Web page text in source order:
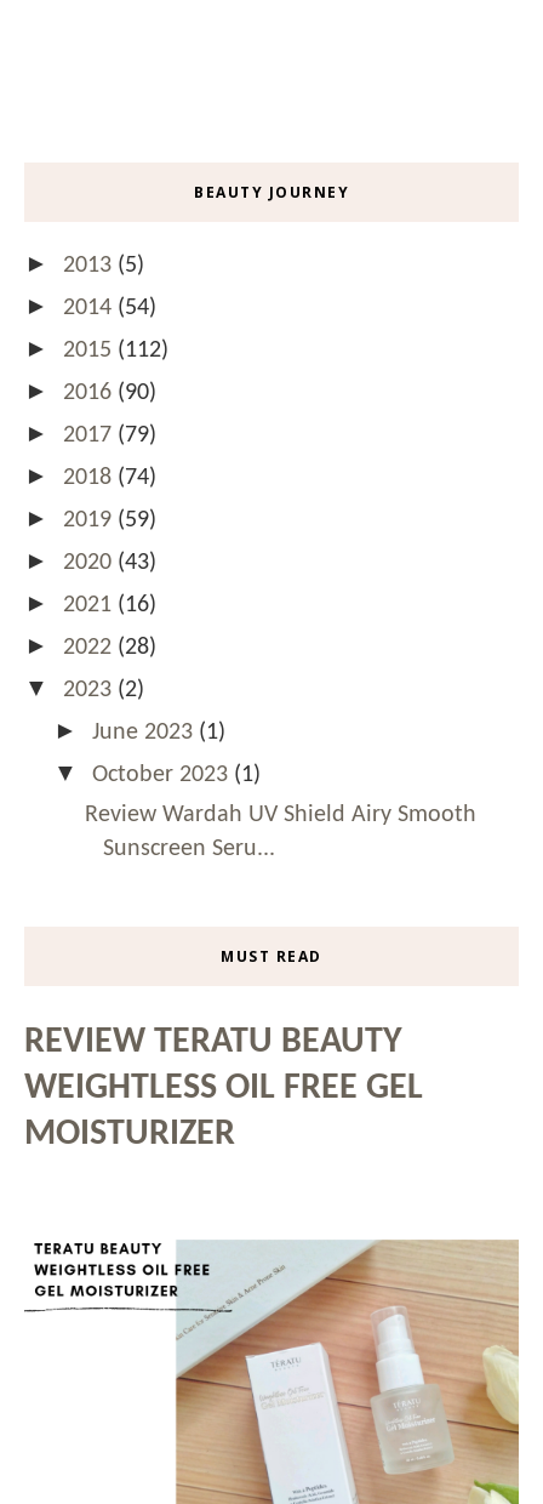
BEAUTY JOURNEY
► 2013 (5)
► 2014 (54)
► 2015 (112)
► 2016 (90)
► 2017 (79)
► 2018 (74)
► 2019 (59)
► 2020 (43)
► 2021 (16)
► 2022 (28)
▼ 2023 (2)
► June 2023 (1)
▼ October 2023 (1)
Review Wardah UV Shield Airy Smooth
Sunscreen Seru...
MUST READ
REVIEW TERATU BEAUTY
WEIGHTLESS OIL FREE GEL
MOISTURIZER